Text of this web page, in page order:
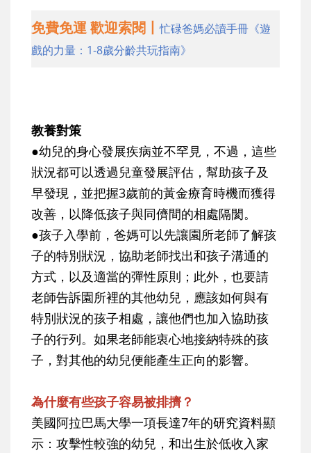
免費免運 歡迎索閱丨忙碌爸媽必讀手冊《遊
戲的力量：1-8歲分齡共玩指南》
教養對策
●幼兒的身心發展疾病並不罕見，不過，這些
狀況都可以透過兒童發展評估，幫助孩子及
早發現，並把握3歲前的黃金療育時機而獲得
改善，以降低孩子與同儕間的相處隔閡。
●孩子入學前，爸媽可以先讓園所老師了解孩
子的特別狀況，協助老師找出和孩子溝通的
方式，以及適當的彈性原則；此外，也要請
老師告訴園所裡的其他幼兒，應該如何與有
特別狀況的孩子相處，讓他們也加入協助孩
子的行列。如果老師能衷心地接納特殊的孩
子，對其他的幼兒便能產生正向的影響。
為什麼有些孩子容易被排擠？
美國阿拉巴馬大學一項長達7年的研究資料顯
示：攻擊性較強的幼兒，和出生於低收入家